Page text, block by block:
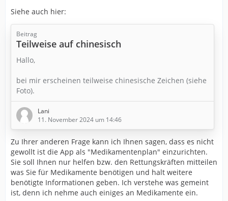
Siehe auch hier:
Beitrag
Teilweise auf chinesisch
Hallo,
bei mir erscheinen teilweise chinesische Zeichen (siehe
Foto).
Lani
11. November 2024 um 14:46
Zu Ihrer anderen Frage kann ich Ihnen sagen, dass es nicht
gewollt ist die App als "Medikamentenplan" einzurichten.
Sie soll Ihnen nur helfen bzw. den Rettungskräften mitteilen
was Sie für Medikamente benötigen und halt weitere
benötigte Informationen geben. Ich verstehe was gemeint
ist, denn ich nehme auch einiges an Medikamente ein.